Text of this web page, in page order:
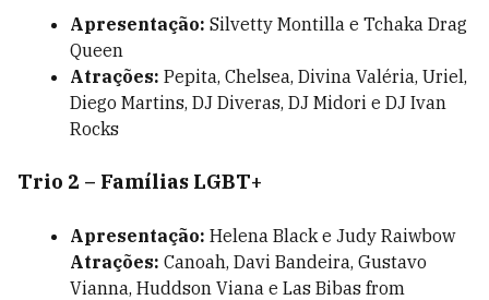
Apresentação: Silvetty Montilla e Tchaka Drag
Queen
Atrações: Pepita, Chelsea, Divina Valéria, Uriel,
Diego Martins, DJ Diveras, DJ Midori e DJ Ivan
Rocks
Trio 2 – Famílias LGBT+
Apresentação: Helena Black e Judy Raiwbow
Atrações: Canoah, Davi Bandeira, Gustavo
Vianna, Huddson Viana e Las Bibas from